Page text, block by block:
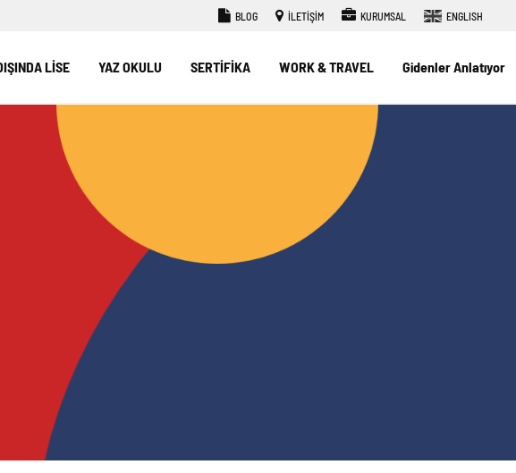
BLOG İLETİŞİM KURUMSAL ENGLISH
LİSE YAZ OKULU SERTİFİKA WORK & TRAVEL Gidenler Anlatıyor